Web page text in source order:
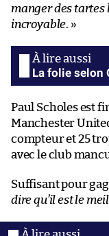
manger des tartes
incroyable. »
La folie selon
Paul Scholes est
Manchester
compteur et 25
avec le club
Suffisant pour
dire qu’il est le